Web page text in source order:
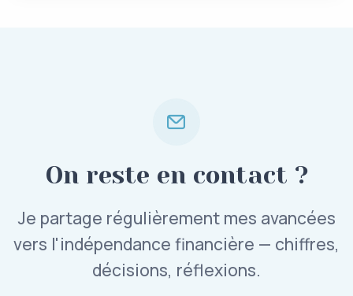
On reste en contact ?
Je partage régulièrement mes avancées
vers l'indépendance financière — chiffres,
décisions, réflexions.